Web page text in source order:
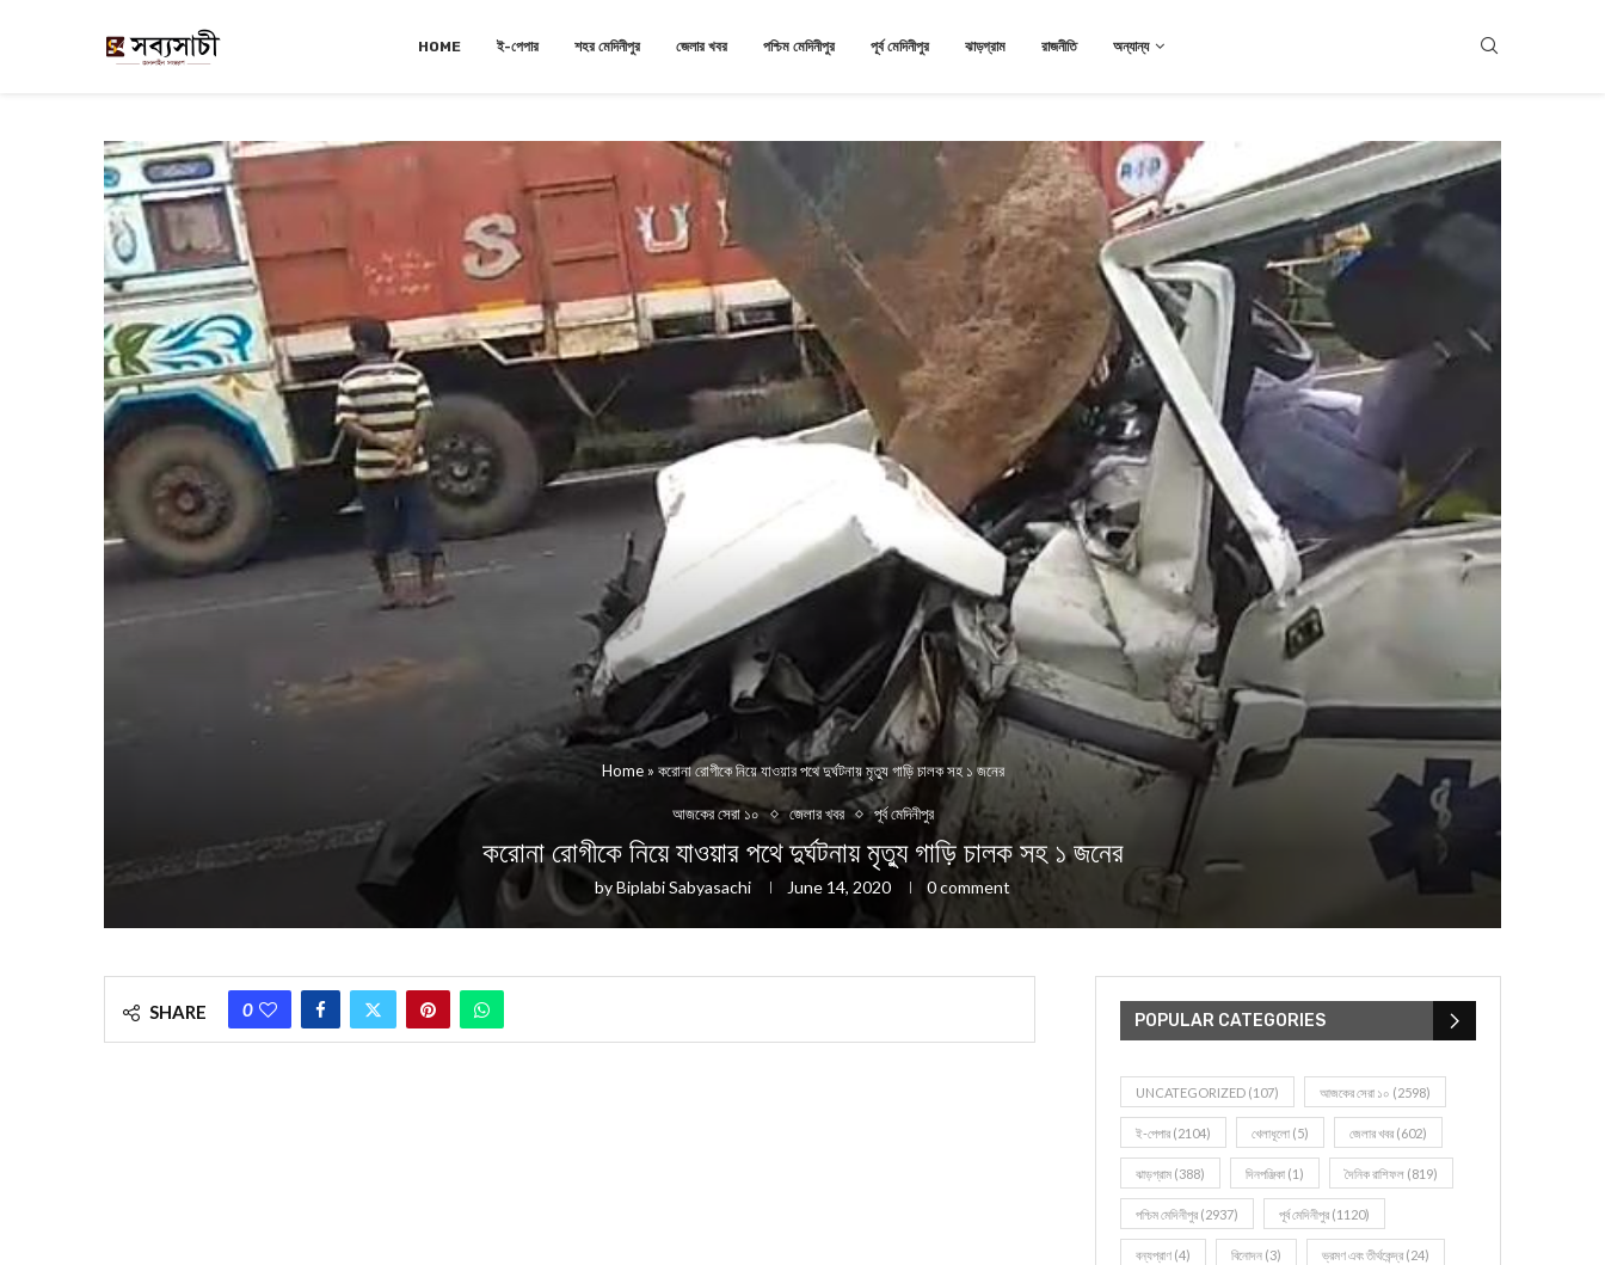
HOME ই-পেপার শহর মেদিনীপুর জেলার খবর পশ্চিম মেদিনীপুর পূর্ব মেদিনীপুর ঝাড়গ্রাম রাজনীতি অন্যান্য
Home» করোনা রোগীকে নিয়ে যাওয়ার পথে দুর্ঘটনায় মৃত্যু গাড়ি চালক সহ ১ জনের
আজকের সেরা ১০ জেলার খবর পূর্ব মেদিনীপুর
করোনা রোগীকে নিয়ে যাওয়ার পথে দুর্ঘটনায় মৃত্যু গাড়ি চালক সহ ১ জনের
byBiplabi Sabyasachi June 14, 2020 0 comment
SHARE 0
POPULAR CATEGORIES
UNCATEGORIZED (107) আজকের সেরা ১০ (2598)
ই-পেপার (2104) খেলাধূলো (5) জেলার খবর (602)
ঝাড়গ্রাম (388) দিনপঞ্জিকা (1) দৈনিক রাশিফল (819)
পশ্চিম মেদিনীপুর (2937) পূর্ব মেদিনীপুর (1120)
বন্যপ্রাণ (4) বিনোদন (3) ভ্রমণ এবং তীর্থকেন্দ্র (24)